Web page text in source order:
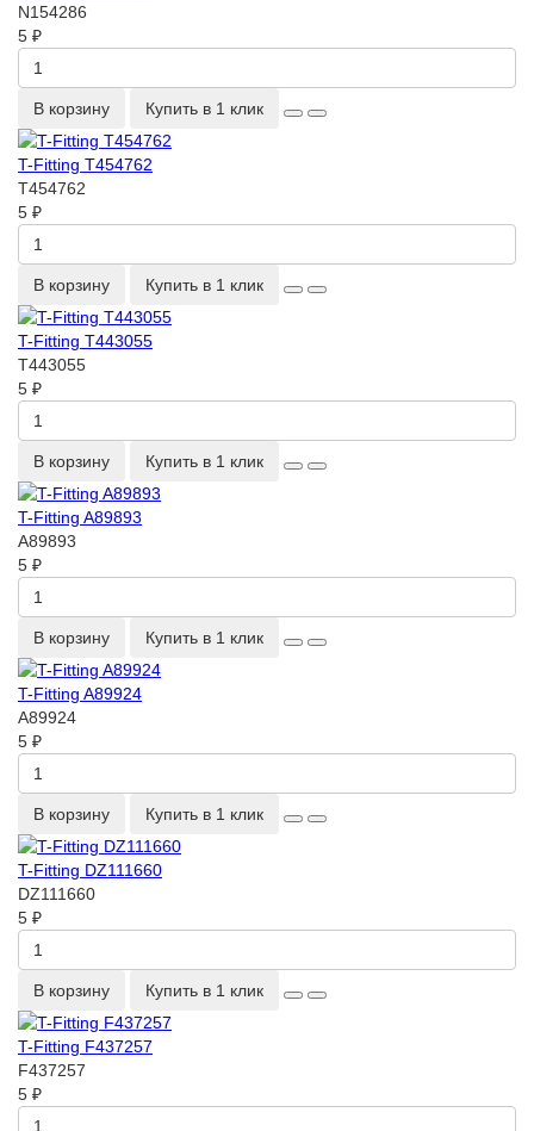
N154286
5 ₽
В корзину Купить в 1 клик
T-Fitting T454762
T454762
5 ₽
В корзину Купить в 1 клик
T-Fitting T443055
T443055
5 ₽
В корзину Купить в 1 клик
T-Fitting A89893
A89893
5 ₽
В корзину Купить в 1 клик
T-Fitting A89924
A89924
5 ₽
В корзину Купить в 1 клик
T-Fitting DZ111660
DZ111660
5 ₽
В корзину Купить в 1 клик
T-Fitting F437257
F437257
5 ₽